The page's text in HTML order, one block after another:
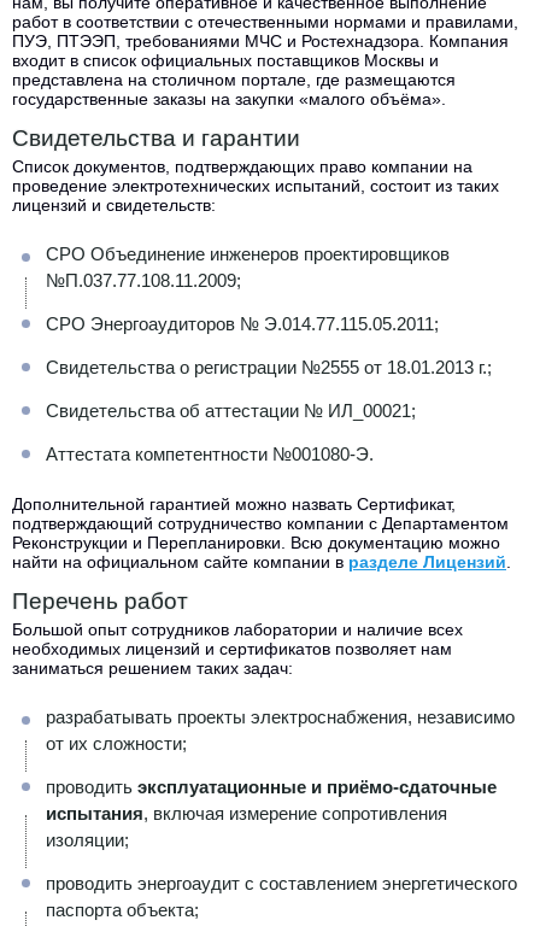
работ в соответствии с отечественными нормами и правилами,
ПУЭ, ПТЭЭП, требованиями МЧС и Ростехнадзора. Компания
входит в список официальных поставщиков Москвы и
представлена на столичном портале, где размещаются
государственные заказы на закупки «малого объёма».
Свидетельства и гарантии
Список документов, подтверждающих право компании на
проведение электротехнических испытаний, состоит из таких
лицензий и свидетельств:
СРО Объединение инженеров проектировщиков
№П.037.77.108.11.2009;
СРО Энергоаудиторов № Э.014.77.115.05.2011;
Свидетельства о регистрации №2555 от 18.01.2013 г.;
Свидетельства об аттестации № ИЛ_00021;
Аттестата компетентности №001080-Э.
Дополнительной гарантией можно назвать Сертификат,
подтверждающий сотрудничество компании с Департаментом
Реконструкции и Перепланировки. Всю документацию можно
найти на официальном сайте компании в разделе Лицензий
Перечень работ
Большой опыт сотрудников лаборатории и наличие всех
необходимых лицензий и сертификатов позволяет нам
заниматься решением таких задач:
разрабатывать проекты электроснабжения, независимо
от их сложности;
проводить эксплуатационные и приёмо-сдаточные
испытания, включая измерение сопротивления
изоляции;
проводить энергоаудит с составлением энергетического
паспорта объекта;